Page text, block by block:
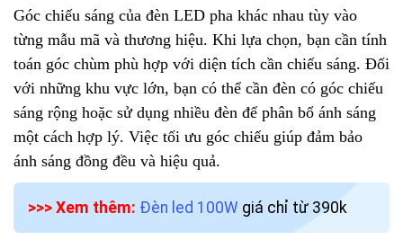
Góc chiếu sáng của đèn LED pha khác nhau tùy vào
từng mẫu mã và thương hiệu. Khi lựa chọn, bạn cần tính
toán góc chùm phù hợp với diện tích cần chiếu sáng. Đối
với những khu vực lớn, bạn có thể cần đèn có góc chiếu
sáng rộng hoặc sử dụng nhiều đèn để phân bổ ánh sáng
một cách hợp lý. Việc tối ưu góc chiếu giúp đảm bảo
ánh sáng đồng đều và hiệu quả.
>>> Xem thêm: Đèn led 100W giá chỉ từ 390k